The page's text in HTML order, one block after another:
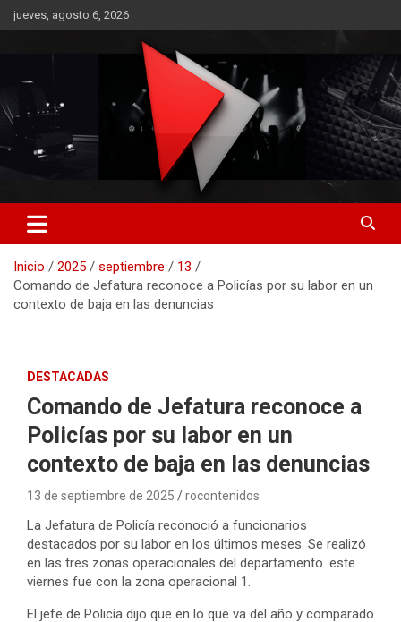
Saltar
al
jueves, agosto 6, 2026
RO CONTENIDOS
Inicio 2025 septiembre
13
Comando de Jefatura reconoce a Policías por su labor en un
contexto de baja en las denuncias
DESTACADAS
Comando de Jefatura reconoce a
Policías por su labor en un
contexto de baja en las denuncias
13 de septiembre de 2025 rocontenidos
La Jefatura de Policía reconoció a funcionarios
destacados por su labor en los últimos meses. Se realizó
en las tres zonas operacionales del departamento. este
viernes fue con la zona operacional 1.
El jefe de Policía dijo que en lo que va del año y comparado